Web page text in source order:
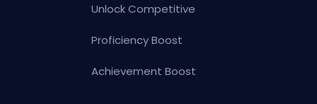
Unlock Competitive
Proficiency Boost
Achievement Boost